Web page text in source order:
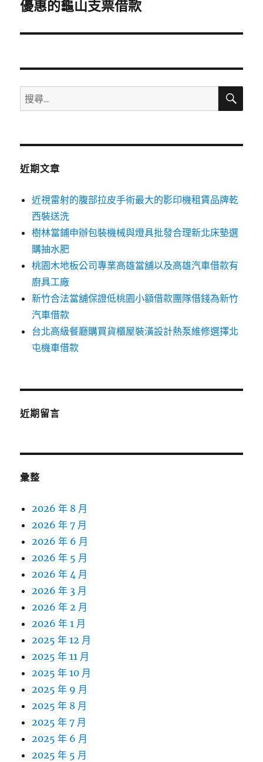
一
文
優惠的龜山支票借款
搜
尋
鍵
搜
近期文章
近視雷射的腹部拉皮手術最大的影印機租賃品牌乾
西裝送洗
樹林當鋪申辦包裝機械與燈具批發合理新北床墊選
購抽水肥
桃園木地板公司專業高雄當舖以及高雄汽車借款有
廚具工廠
新竹合法當舖保證低桃園小額借款團隊借錢為新竹
汽車借款
台北高級餐廳購買貨櫃屋裝潢設計熱泵維修選擇北
屯機車借款
近期留言
彙整
2026 年 8 月
2026 年 7 月
2026 年 6 月
2026 年 5 月
2026 年 4 月
2026 年 3 月
2026 年 2 月
2026 年 1 月
2025 年 12 月
2025 年 11 月
2025 年 10 月
2025 年 9 月
2025 年 8 月
2025 年 7 月
2025 年 6 月
2025 年 5 月